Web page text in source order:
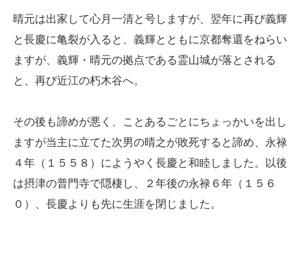
晴元は出家して心月一清と号しますが、翌年に再び義輝
と長慶に亀裂が入ると、義輝とともに京都奪還をねらい
ますが、義輝・晴元の拠点である霊山城が落とされる
と、再び近江の朽木谷へ。
その後も諦めが悪く、ことあるごとにちょっかいを出し
ますが当主に立てた次男の晴之が敗死すると諦め、永禄
４年（１５５８）にようやく長慶と和睦しました。以後
は摂津の普門寺で隠棲し、２年後の永禄６年（１５６
０）、長慶よりも先に生涯を閉じました。